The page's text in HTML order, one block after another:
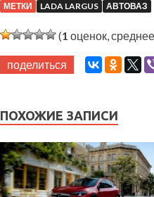
МЕТКИ LADA LARGUS АВТОВАЗ
(1 оценок,
поделиться
ПОХОЖИЕ ЗАПИСИ